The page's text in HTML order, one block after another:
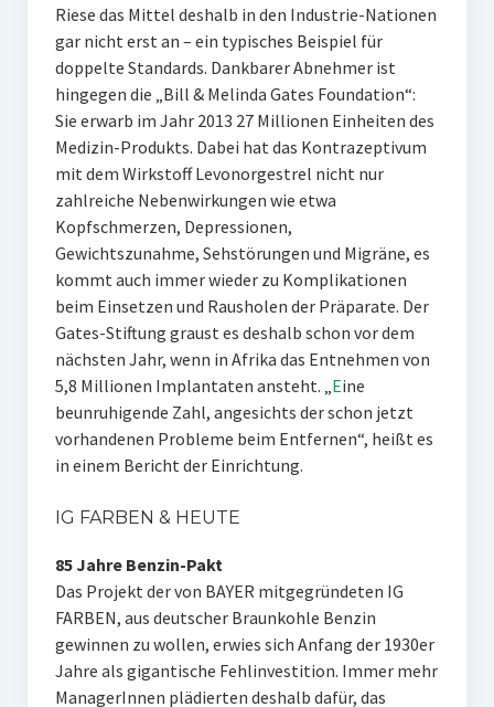
Riese das Mittel deshalb in den Industrie-Nationen
gar nicht erst an – ein typisches Beispiel für
doppelte Standards. Dankbarer Abnehmer ist
hingegen die „Bill & Melinda Gates Foundation“:
Sie erwarb im Jahr 2013 27 Millionen Einheiten des
Medizin-Produkts. Dabei hat das Kontrazeptivum
mit dem Wirkstoff Levonorgestrel nicht nur
zahlreiche Nebenwirkungen wie etwa
Kopfschmerzen, Depressionen,
Gewichtszunahme, Sehstörungen und Migräne, es
kommt auch immer wieder zu Komplikationen
beim Einsetzen und Rausholen der Präparate. Der
Gates-Stiftung graust es deshalb schon vor dem
nächsten Jahr, wenn in Afrika das Entnehmen von
5,8 Millionen Implantaten ansteht. „Eine
beunruhigende Zahl, angesichts der schon jetzt
vorhandenen Probleme beim Entfernen“, heißt es
in einem Bericht der Einrichtung.
IG FARBEN & HEUTE
85 Jahre Benzin-Pakt
Das Projekt der von BAYER mitgegründeten IG
FARBEN, aus deutscher Braunkohle Benzin
gewinnen zu wollen, erwies sich Anfang der 1930er
Jahre als gigantische Fehlinvestition. Immer mehr
ManagerInnen plädierten deshalb dafür, das